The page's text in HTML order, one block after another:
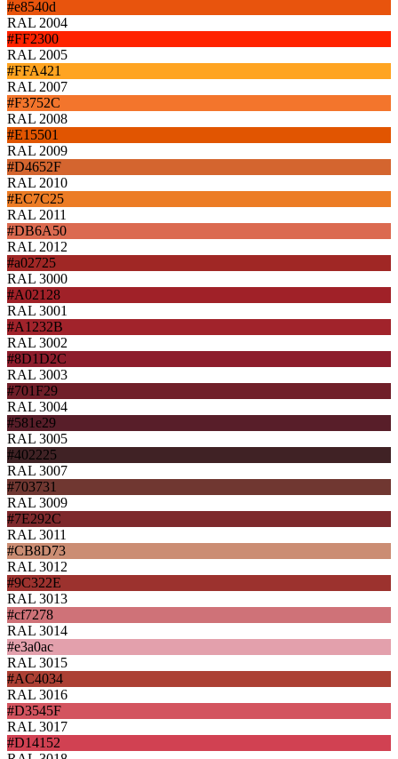
#e8540d
RAL 2004
#FF2300
RAL 2005
#FFA421
RAL 2007
#F3752C
RAL 2008
#E15501
RAL 2009
#D4652F
RAL 2010
#EC7C25
RAL 2011
#DB6A50
RAL 2012
#a02725
RAL 3000
#A02128
RAL 3001
#A1232B
RAL 3002
#8D1D2C
RAL 3003
#701F29
RAL 3004
#581e29
RAL 3005
#402225
RAL 3007
#703731
RAL 3009
#7E292C
RAL 3011
#CB8D73
RAL 3012
#9C322E
RAL 3013
#cf7278
RAL 3014
#e3a0ac
RAL 3015
#AC4034
RAL 3016
#D3545F
RAL 3017
#D14152